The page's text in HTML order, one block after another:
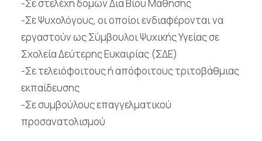
-Σε στελέχη δομών Δια Βίου Μάθησης
-Σε Ψυχολόγους, οι οποίοι ενδιαφέρονται να
εργαστούν ως Σύμβουλοι Ψυχικής Υγείας σε
Σχολεία Δεύτερης Ευκαιρίας (ΣΔΕ)
-Σε τελειόφοιτους ή απόφοιτους τριτοβάθμιας
εκπαίδευσης
-Σε συμβούλους επαγγελματικού
προσανατολισμού